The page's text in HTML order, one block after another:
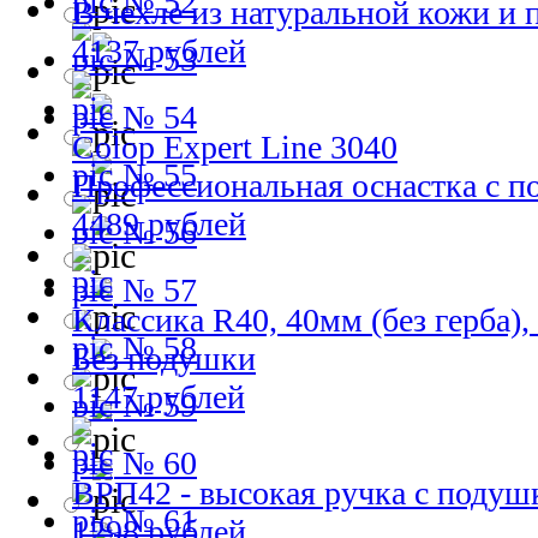
№ 53
№ 54
№ 55
№ 56
№ 57
№ 58
№ 59
№ 60
№ 61
В чехле из натуральной кожи и
4137 рублей
Colop Expert Line 3040
Профессиональная оснастка с
4489 рублей
Классика R40, 40мм (без
Без подушки
1147 рублей
ВРП42 - высокая ручка с